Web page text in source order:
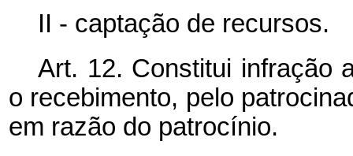
II - captação de recursos.
Art. 12. Constitui infração
o recebimento, pelo
em razão do patrocínio.